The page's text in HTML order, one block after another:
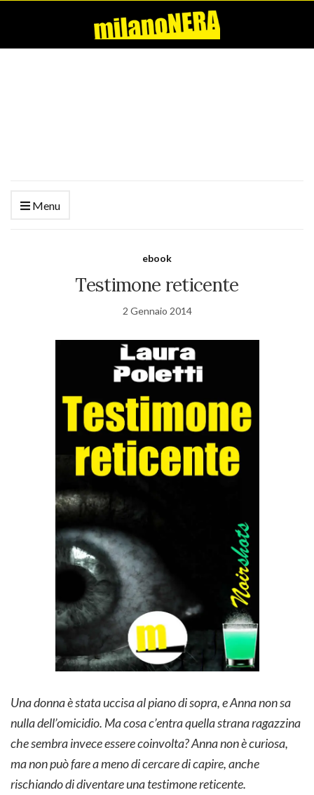
Menu
ebook
Testimone reticente
2 Gennaio 2014
Una donna è stata uccisa al piano di sopra, e Anna non sa
nulla dell’omicidio. Ma cosa c’entra quella strana ragazzina
che sembra invece essere coinvolta? Anna non è curiosa,
ma non può fare a meno di cercare di capire, anche
rischiando di diventare una testimone reticente.